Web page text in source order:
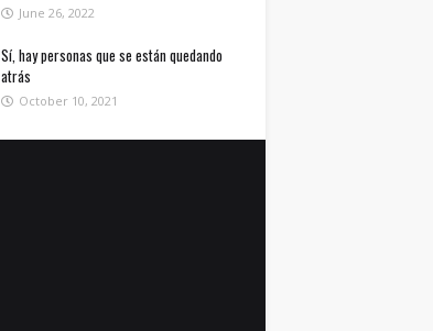
June 26, 2022
Sí, hay personas que se están quedando
atrás
October 10, 2021